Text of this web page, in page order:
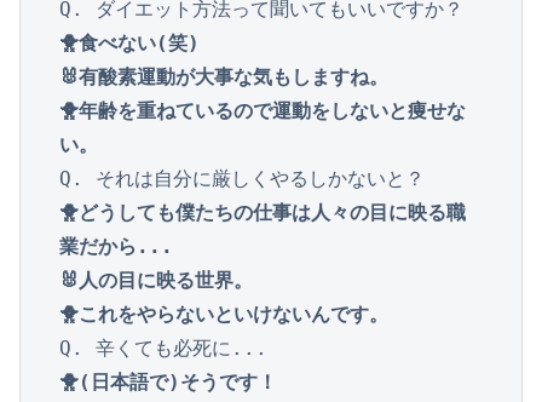
🐥食べない(笑)
🐰有酸素運動が大事な気もしますね。
🐥年齢を重ねているので運動をしないと痩せな
い。
🐥どうしても僕たちの仕事は人々の目に映る職
業だから...
🐰人の目に映る世界。
🐥これをやらないといけないんです。
🐥(日本語で)そうです！